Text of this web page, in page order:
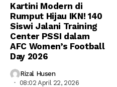
Kartini Modern di
Rumput Hijau IKN! 140
Siswi Jalani Training
Center PSSI dalam
AFC Women’s Football
Day 2026
Rizal Husen
08:02 April 22, 2026